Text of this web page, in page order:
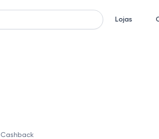
Lojas
Cashback